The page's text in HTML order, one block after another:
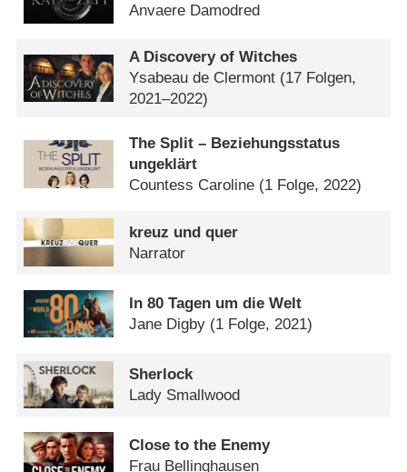
Anvaere Damodred
A Discovery of Witches
Ysabeau de Clermont (17 Folgen,
2021–2022)
The Split – Beziehungsstatus
ungeklärt
Countess Caroline (1 Folge, 2022)
kreuz und quer
Narrator
In 80 Tagen um die Welt
Jane Digby (1 Folge, 2021)
Sherlock
Lady Smallwood
Close to the Enemy
Frau Bellinghausen